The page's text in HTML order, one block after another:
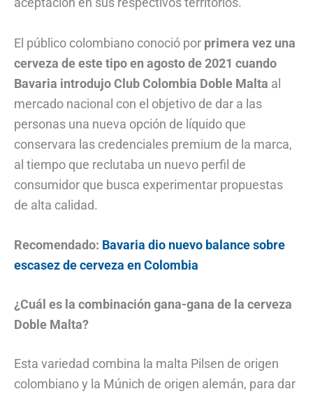
El público colombiano conoció por primera vez una
cerveza de este tipo en agosto de 2021 cuando
Bavaria introdujo Club Colombia Doble Malta al
mercado nacional con el objetivo de dar a las
personas una nueva opción de líquido que
conservara las credenciales premium de la marca,
al tiempo que reclutaba un nuevo perfil de
consumidor que busca experimentar propuestas
de alta calidad.
Recomendado: Bavaria dio nuevo balance sobre
escasez de cerveza en Colombia
¿Cuál es la combinación gana-gana de la cerveza
Doble Malta?
Esta variedad combina la malta Pilsen de origen
colombiano y la Múnich de origen alemán, para dar